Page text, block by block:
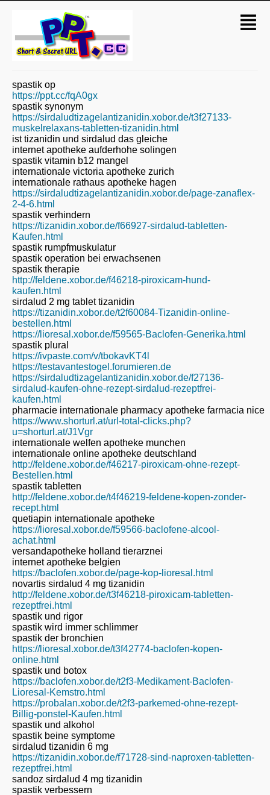
spastik op
https://ppt.cc/fqA0gx
spastik synonym
https://sirdaludtizagelantizanidin.xobor.de/t3f27133-
muskelrelaxans-tabletten-tizanidin.html
ist tizanidin und sirdalud das gleiche
internet apotheke aufderhohe solingen
spastik vitamin b12 mangel
internationale victoria apotheke zurich
internationale rathaus apotheke hagen
https://sirdaludtizagelantizanidin.xobor.de/page-zanaflex-
2-4-6.html
spastik verhindern
https://tizanidin.xobor.de/f66927-sirdalud-tabletten-
Kaufen.html
spastik rumpfmuskulatur
spastik operation bei erwachsenen
spastik therapie
http://feldene.xobor.de/f46218-piroxicam-hund-
kaufen.html
sirdalud 2 mg tablet tizanidin
https://tizanidin.xobor.de/t2f60084-Tizanidin-online-
bestellen.html
https://lioresal.xobor.de/f59565-Baclofen-Generika.html
spastik plural
https://ivpaste.com/v/tbokavKT4l
https://testavantestogel.forumieren.de
https://sirdaludtizagelantizanidin.xobor.de/f27136-
sirdalud-kaufen-ohne-rezept-sirdalud-rezeptfrei-
kaufen.html
pharmacie internationale pharmacy apotheke farmacia nice
https://www.shorturl.at/url-total-clicks.php?
u=shorturl.at/J1Vgr
internationale welfen apotheke munchen
internationale online apotheke deutschland
http://feldene.xobor.de/f46217-piroxicam-ohne-rezept-
Bestellen.html
spastik tabletten
http://feldene.xobor.de/t4f46219-feldene-kopen-zonder-
recept.html
quetiapin internationale apotheke
https://lioresal.xobor.de/f59566-baclofene-alcool-
achat.html
versandapotheke holland tierarznei
internet apotheke belgien
https://baclofen.xobor.de/page-kop-lioresal.html
novartis sirdalud 4 mg tizanidin
http://feldene.xobor.de/t3f46218-piroxicam-tabletten-
rezeptfrei.html
spastik und rigor
spastik wird immer schlimmer
spastik der bronchien
https://lioresal.xobor.de/t3f42774-baclofen-kopen-
online.html
spastik und botox
https://baclofen.xobor.de/t2f3-Medikament-Baclofen-
Lioresal-Kemstro.html
https://probalan.xobor.de/t2f3-parkemed-ohne-rezept-
Billig-ponstel-Kaufen.html
spastik und alkohol
spastik beine symptome
sirdalud tizanidin 6 mg
https://tizanidin.xobor.de/f71728-sind-naproxen-tabletten-
rezeptfrei.html
sandoz sirdalud 4 mg tizanidin
spastik verbessern